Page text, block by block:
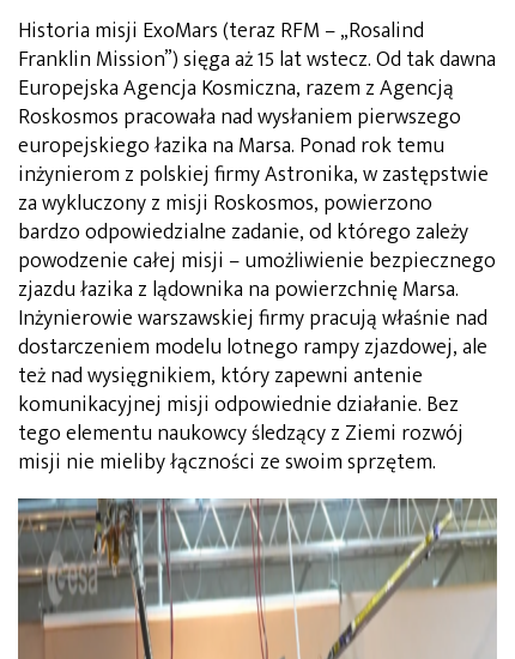
Historia misji ExoMars (teraz RFM – „Rosalind
Franklin Mission”) sięga aż 15 lat wstecz. Od tak dawna
Europejska Agencja Kosmiczna, razem z Agencją
Roskosmos pracowała nad wysłaniem pierwszego
europejskiego łazika na Marsa. Ponad rok temu
inżynierom z polskiej firmy Astronika, w zastępstwie
za wykluczony z misji Roskosmos, powierzono
bardzo odpowiedzialne zadanie, od którego zależy
powodzenie całej misji – umożliwienie bezpiecznego
zjazdu łazika z lądownika na powierzchnię Marsa.
Inżynierowie warszawskiej firmy pracują właśnie nad
dostarczeniem modelu lotnego rampy zjazdowej, ale
też nad wysięgnikiem, który zapewni antenie
komunikacyjnej misji odpowiednie działanie. Bez
tego elementu naukowcy śledzący z Ziemi rozwój
misji nie mieliby łączności ze swoim sprzętem.